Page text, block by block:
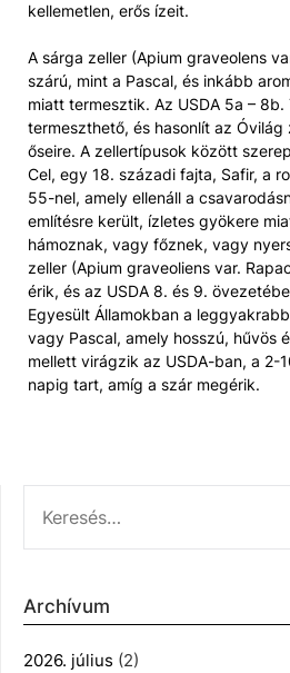
kellemetlen, erős ízeit.
A sárga zeller (Apium graveolens
szárú, mint a Pascal, és inkább
miatt termesztik. Az USDA 5a –
termeszthető, és hasonlít az Óvilág
őseire. A zellertípusok között
Cel, egy 18. századi fajta, Safir, a
55-nel, amely ellenáll a
említésre került, ízletes gyökere
hámoznak, vagy főznek, vagy
zeller (Apium graveoliens var.
érik, és az USDA 8. és 9.
Egyesült Államokban a
vagy Pascal, amely hosszú, hűvös
mellett virágzik az USDA-ban, a 2-
napig tart, amíg a szár megérik.
Archívum
2026. július (2)